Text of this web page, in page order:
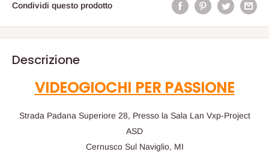
Condividi questo prodotto
Descrizione
VIDEOGIOCHI PER PASSIONE
Strada Padana Superiore 28, Presso la Sala Lan Vxp-Project
ASD
Cernusco Sul Naviglio, MI